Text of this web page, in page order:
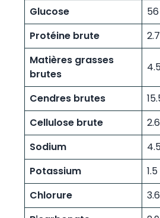
Glucose
56
Protéine brute
Matières grasses
brutes
Cendres brutes
Cellulose brute
Sodium
Potassium
1.5
Chlorure